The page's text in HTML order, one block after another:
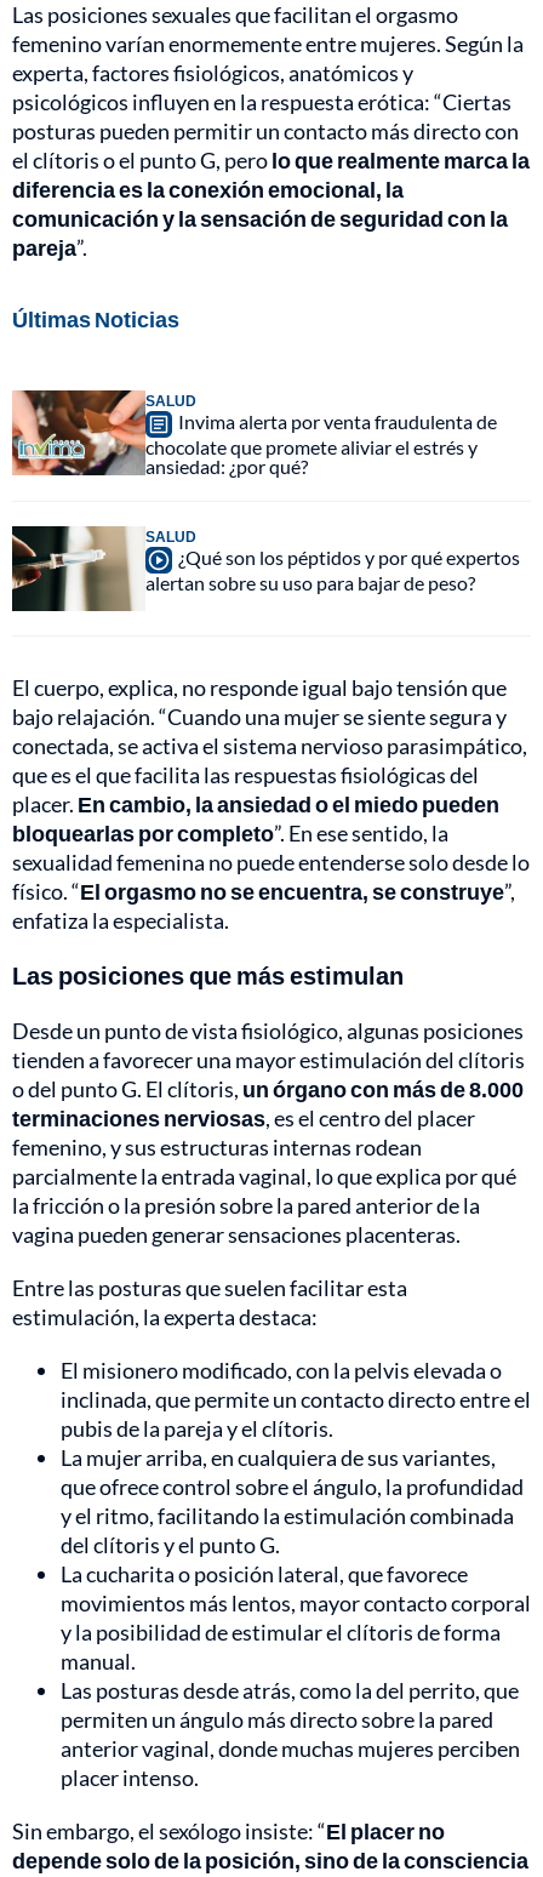
Las posiciones sexuales que facilitan el orgasmo
femenino varían enormemente entre mujeres. Según la
experta, factores fisiológicos, anatómicos y
psicológicos influyen en la respuesta erótica: “Ciertas
posturas pueden permitir un contacto más directo con
el clítoris o el punto G, perolo que realmente marca la
diferencia es la conexión emocional, la
comunicación y la sensación de seguridad con la
pareja”.
Últimas Noticias
SALUD
Invima alerta por venta fraudulenta de
chocolate que promete aliviar el estrés y
ansiedad: ¿por qué?
SALUD
¿Qué son los péptidos y por qué expertos
alertan sobre su uso para bajar de peso?
El cuerpo, explica, no responde igual bajo tensión que
bajo relajación. “Cuando una mujer se siente segura y
conectada, se activa el sistema nervioso parasimpático,
que es el que facilita las respuestas fisiológicas del
placer. En cambio, la ansiedad o el miedo pueden
bloquearlas por completo”. En ese sentido, la
sexualidad femenina no puede entenderse solo desde lo
físico. “El orgasmo no se encuentra, se construye”,
enfatiza la especialista.
Las posiciones que más estimulan
Desde un punto de vista fisiológico, algunas posiciones
tienden a favorecer una mayor estimulación del clítoris
o del punto G. El clítoris, un órgano con más de 8.000
terminaciones nerviosas, es el centro del placer
femenino, y sus estructuras internas rodean
parcialmente la entrada vaginal, lo que explica por qué
la fricción o la presión sobre la pared anterior de la
vagina pueden generar sensaciones placenteras.
Entre las posturas que suelen facilitar esta
estimulación, la experta destaca:
El misionero modificado, con la pelvis elevada o
inclinada, que permite un contacto directo entre el
pubis de la pareja y el clítoris.
La mujer arriba, en cualquiera de sus variantes,
que ofrece control sobre el ángulo, la profundidad
y el ritmo, facilitando la estimulación combinada
del clítoris y el punto G.
La cucharita o posición lateral, que favorece
movimientos más lentos, mayor contacto corporal
y la posibilidad de estimular el clítoris de forma
manual.
Las posturas desde atrás, como la del perrito, que
permiten un ángulo más directo sobre la pared
anterior vaginal, donde muchas mujeres perciben
placer intenso.
Sin embargo, el sexólogo insiste: “El placer no
depende solo de la posición, sino de la consciencia